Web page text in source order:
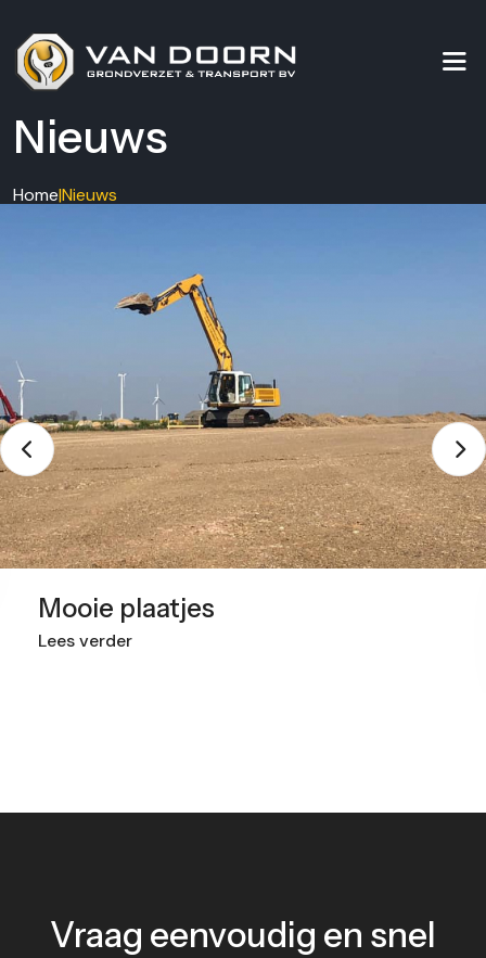
Nieuws
Home|Nieuws
Mooie plaatjes
Lees verder
Vraag eenvoudig en snel